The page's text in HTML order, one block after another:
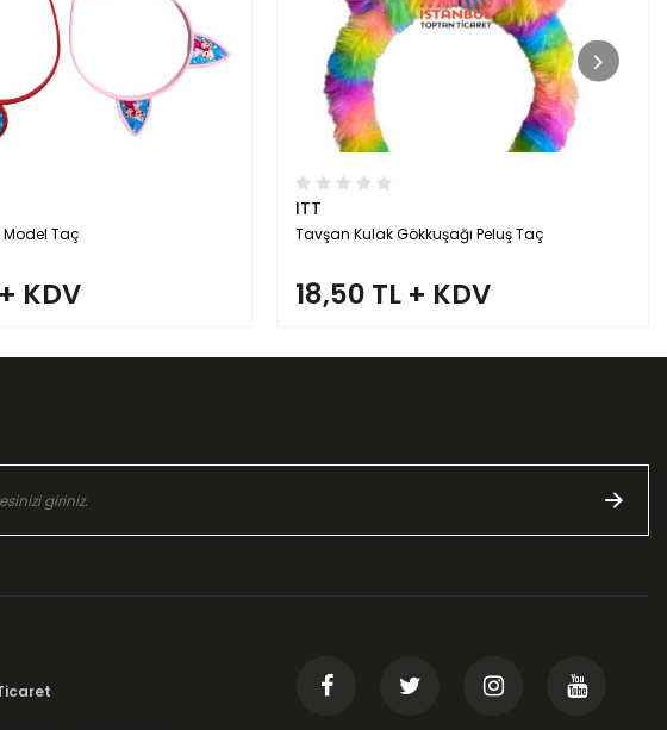
Model Taç
KDV
ITT
Tavşan Kulak Gökkuşağı Peluş Taç
18,50 TL + KDV